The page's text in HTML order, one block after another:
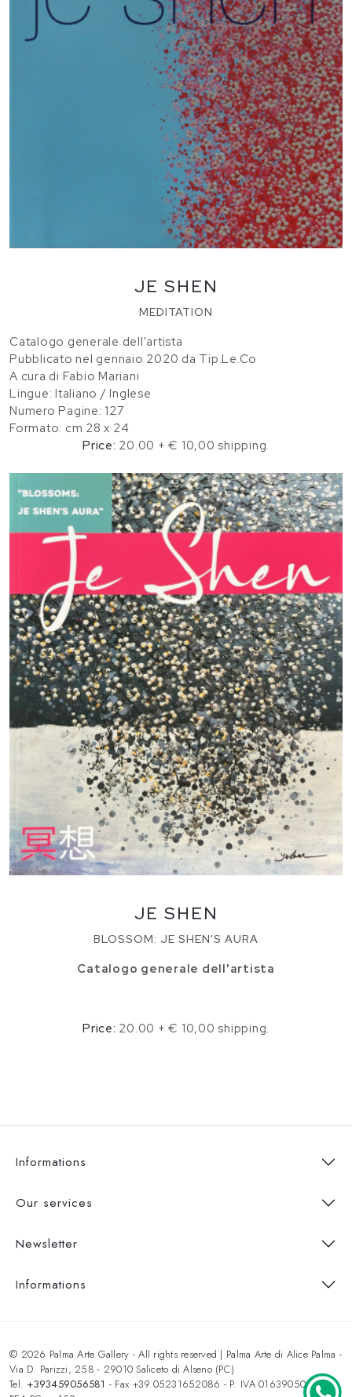
JE SHEN
MEDITATION
Catalogo generale dell'artista
Pubblicato nel gennaio 2020 da Tip.Le.Co
A cura di Fabio Mariani
Lingue: Italiano / Inglese
Numero Pagine: 127
Formato: cm 28 x 24
Price: 20.00 + € 10,00 shipping.
JE SHEN
BLOSSOM: JE SHEN'S AURA
Catalogo generale dell'artista
Price: 20.00 + € 10,00 shipping.
Informations
Our services
Newsletter
Informations
© 2026 Palma Arte Gallery - All rights reserved | Palma Arte di Alice Palma -
Via D. Parizzi, 258 - 29010 Saliceto di Alseno (PC)
Tel. +393459056581 - Fax +39.05231652086 - P. IVA 01639050333 -